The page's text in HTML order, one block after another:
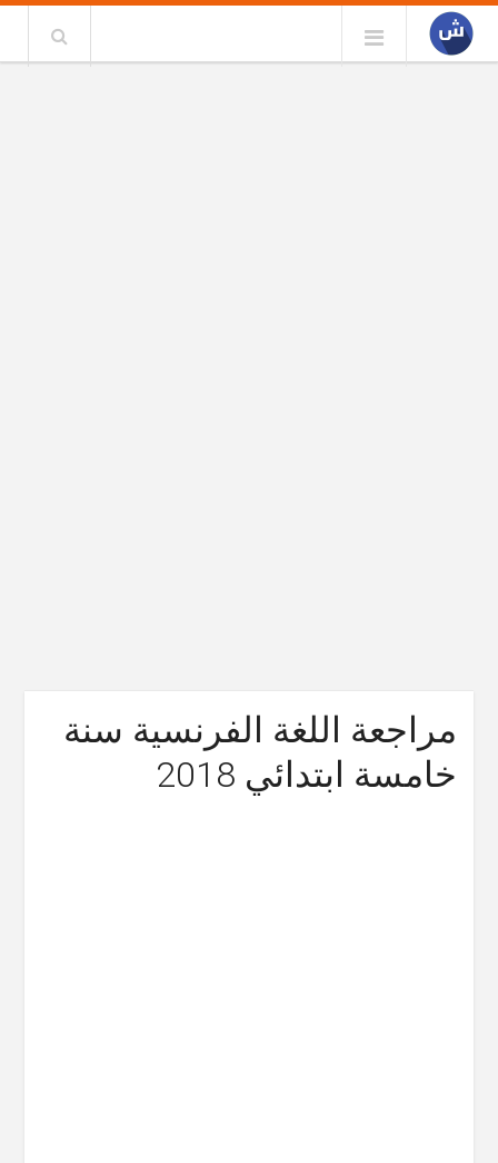
مراجعة اللغة الفرنسية سنة
خامسة ابتدائي 2018